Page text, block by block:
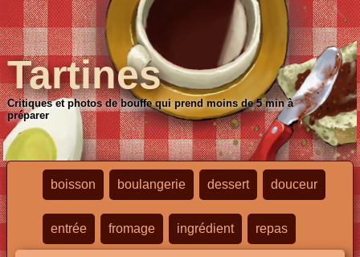
Tartines
Critiques et photos de bouffe qui prend moins de 5 min à
préparer
boisson boulangerie dessert douceur
entrée fromage ingrédient repas